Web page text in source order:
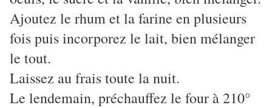
Ajoutez le rhum et la farine en plusieurs
fois puis incorporez le lait, bien mélanger
le tout.
Laissez au frais toute la nuit.
Le lendemain, préchauffez le four à 210°